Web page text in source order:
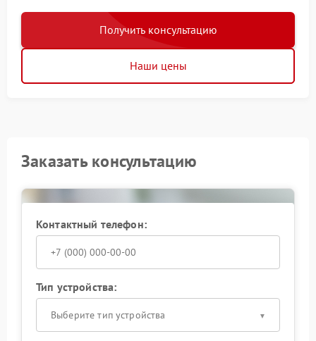
Получить консультацию
Наши цены
Заказать консультацию
Контактный телефон:
Тип устройства:
Выберите тип устройства